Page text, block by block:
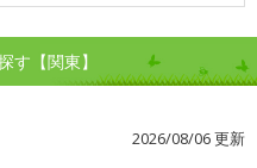
す【関東】
2026/08/06 更新